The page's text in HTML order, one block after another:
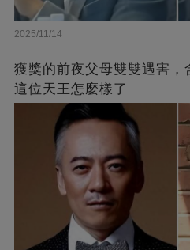
2025/11/14
獲獎的前夜父母雙雙遇害，
這位天王怎麼樣了